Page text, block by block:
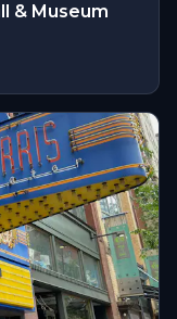
& Museum